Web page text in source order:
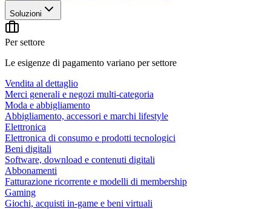
Soluzioni
Per settore
Le esigenze di pagamento variano per settore
Vendita al dettaglio
Merci generali e negozi multi-categoria
Moda e abbigliamento
Abbigliamento, accessori e marchi lifestyle
Elettronica
Elettronica di consumo e prodotti tecnologici
Beni digitali
Software, download e contenuti digitali
Abbonamenti
Fatturazione ricorrente e modelli di membership
Gaming
Giochi, acquisti in-game e beni virtuali